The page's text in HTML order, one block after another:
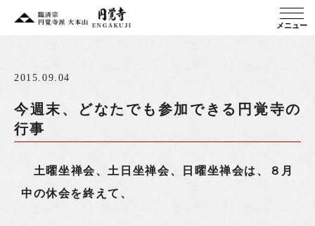
メニュー
2015.09.04
今週末、どなたでも参加できる円覚寺の
行事
土曜坐禅会、土日坐禅会、日曜坐禅会は、８月
中の休会を終えて、